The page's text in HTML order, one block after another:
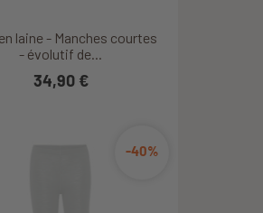
laine - Manches courtes
- évolutif de...
34,90 €
-40%